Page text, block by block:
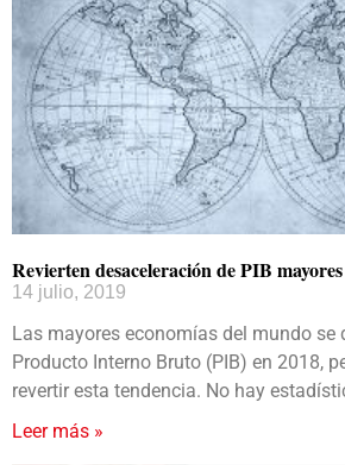
Revierten desaceleración de PIB
14 julio, 2019
Las mayores economías del mundo se
Producto Interno Bruto (PIB) en 2018,
revertir esta tendencia. No hay
Leer más »